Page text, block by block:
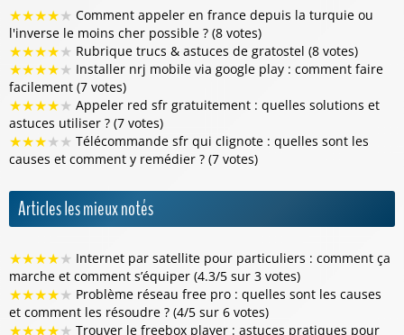
★★★★★ Comment appeler en france depuis la turquie ou
l'inverse le moins cher possible ? (8 votes)
★★★★★ Rubrique trucs & astuces de gratostel (8 votes)
★★★★★ Installer nrj mobile via google play : comment faire
facilement (7 votes)
★★★★★ Appeler red sfr gratuitement : quelles solutions et
astuces utiliser ? (7 votes)
★★★★★ Télécommande sfr qui clignote : quelles sont les
causes et comment y remédier ? (7 votes)
Articles les mieux notés
★★★★★ Internet par satellite pour particuliers : comment ça
marche et comment s’équiper (4.3/5 sur 3 votes)
★★★★★ Problème réseau free pro : quelles sont les causes
et comment les résoudre ? (4/5 sur 6 votes)
★★★★★ Trouver le freebox player : astuces pratiques pour